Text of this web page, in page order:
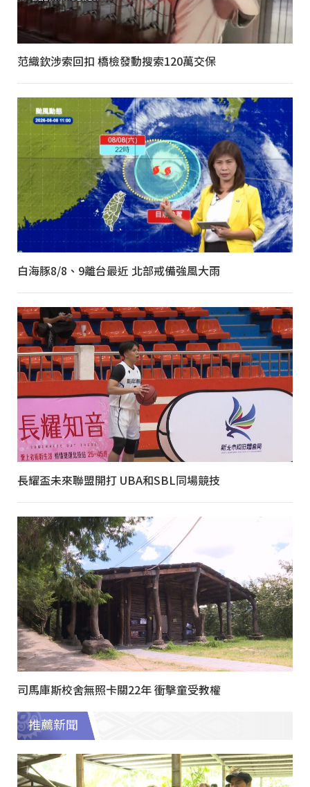
范織欽涉索回扣 橋檢發動搜索120萬交保
白海豚8/8、9離台最近 北部戒備強風大雨
長耀盃未來聯盟開打 UBA和SBL同場競技
司馬庫斯校舍無照卡關22年 衝擊童受教權
推薦新聞